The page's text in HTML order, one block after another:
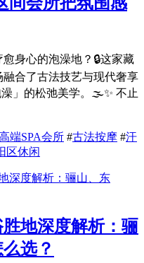
身心的泡澡地？🔒这家藏
合了古法技艺与现代奢享
」的松弛美学。🌫️✨ 不止
端SPA会所 #古法按摩 #汗
区休闲
地深度解析：骊
选？